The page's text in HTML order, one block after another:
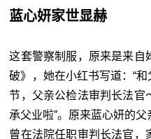
蓝心妍家世显赫
这套警察制服，原来是来自
破》，她在小红书写道：“
节，父亲公检法审判长法官
承父业啦”。原来蓝心妍的
曾在法院任职审判长法官，